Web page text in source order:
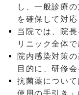
し、一般診療
を確保して対応
当院では、院
リニック全体
院内感染対策
目的に、研修
抗菌薬につい